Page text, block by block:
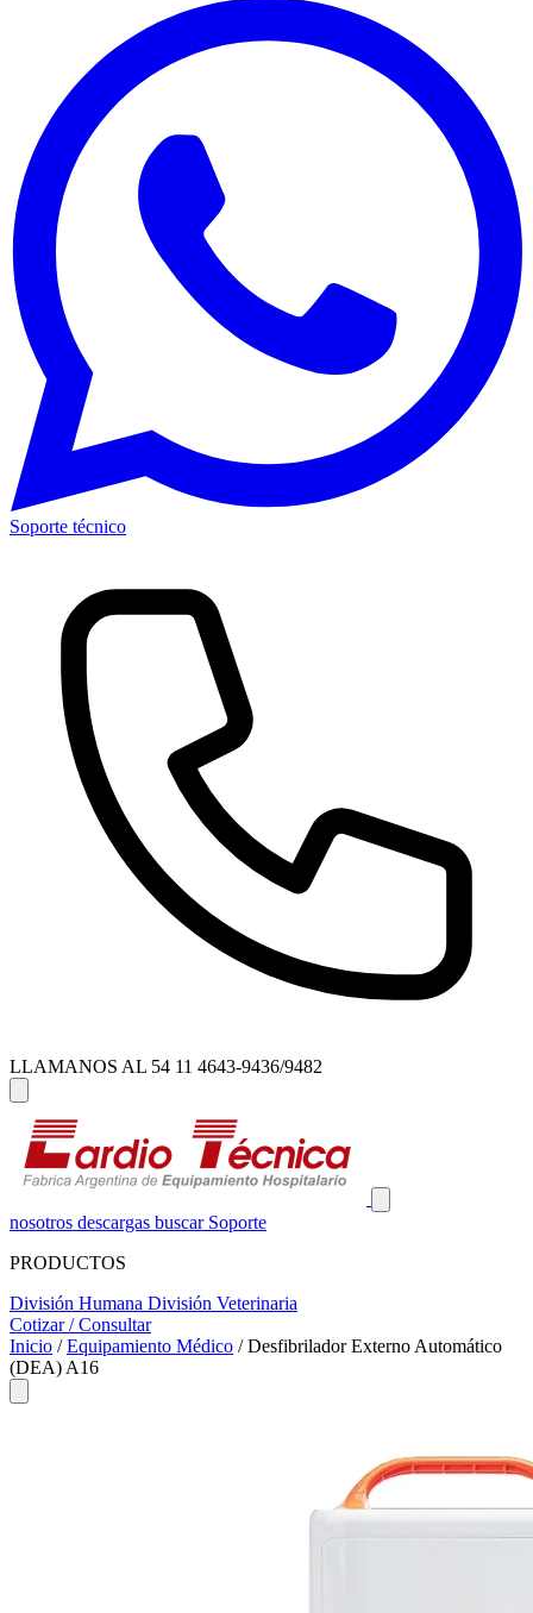
Soporte técnico
LLAMANOS AL 54 11 4643-9436/9482
nosotros descargas buscar Soporte
PRODUCTOS
División Humana División Veterinaria
Cotizar / Consultar
Inicio / Equipamiento Médico / Desfibrilador Externo Automático
(DEA) A16